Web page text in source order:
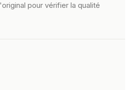
pour vérifier la qualité